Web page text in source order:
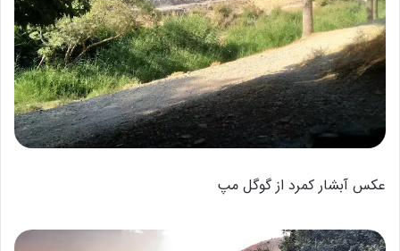
عکس آبشار کمرد از گوگل مپ